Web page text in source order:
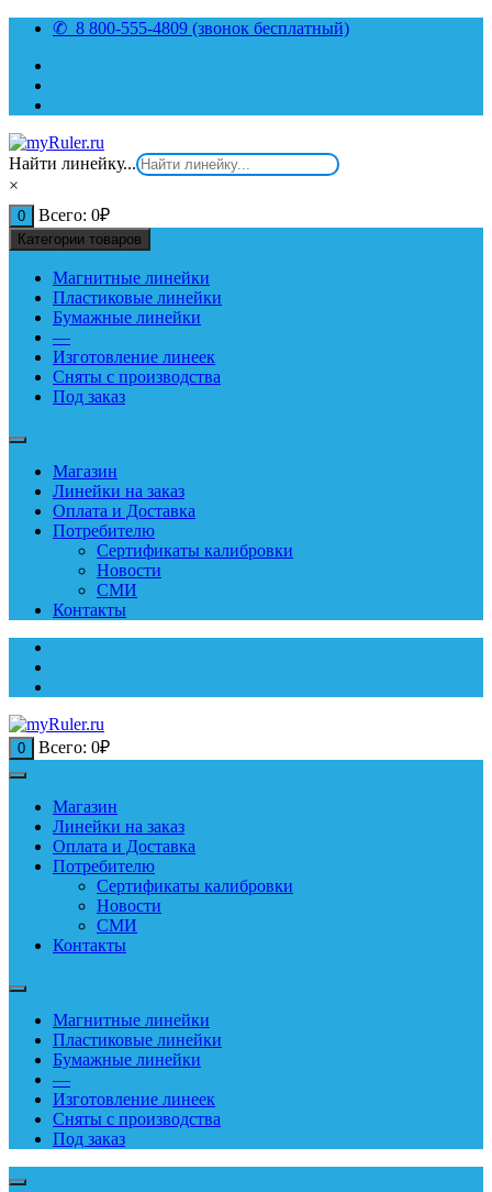
Перейти
содержимому
✆ 8 800-555-4809 (звонок бесплатный)
Найти линейку...
×
0 Всего: 0₽
Категории товаров
Магнитные линейки
Пластиковые линейки
Бумажные линейки
—
Изготовление линеек
Сняты с производства
Под заказ
Магазин
Линейки на заказ
Оплата и Доставка
Потребителю
Сертификаты калибровки
Новости
СМИ
Контакты
0 Всего: 0₽
Магазин
Линейки на заказ
Оплата и Доставка
Потребителю
Сертификаты калибровки
Новости
СМИ
Контакты
Магнитные линейки
Пластиковые линейки
Бумажные линейки
—
Изготовление линеек
Сняты с производства
Под заказ